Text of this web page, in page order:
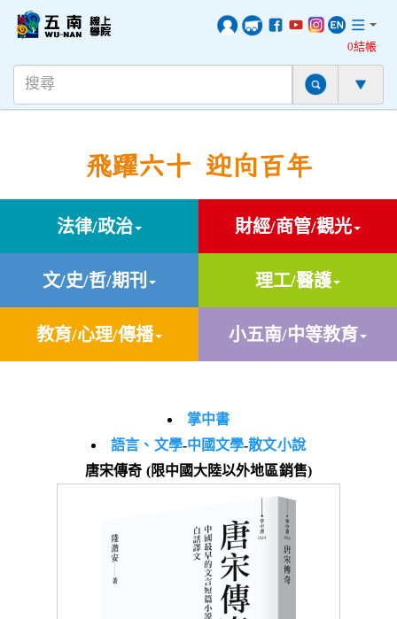
0結帳
飛躍六十 迎向百年
法律/政治 財經/商管/觀光
文/史/哲/期刊 理工/醫護
教育/心理/傳播 小五南/中等教育
掌中書
語言、文學-中國文學-散文小說
唐宋傳奇 (限中國大陸以外地區銷售)